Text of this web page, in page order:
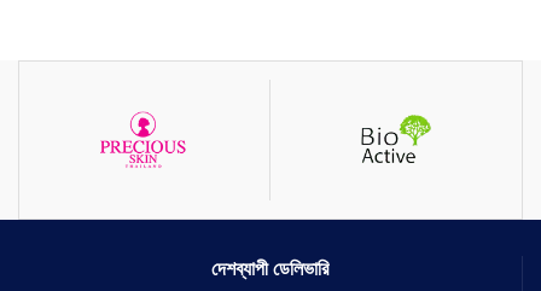
দেশব্যাপী ডেলিভারি